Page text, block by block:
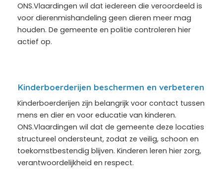
ONS.Vlaardingen wil dat iedereen die veroordeeld is
voor dierenmishandeling geen dieren meer mag
houden. De gemeente en politie controleren hier
actief op.
Kinderboerderijen beschermen en verbeteren
Kinderboerderijen zijn belangrijk voor contact tussen
mens en dier en voor educatie van kinderen.
ONS.Vlaardingen wil dat de gemeente deze locaties
structureel ondersteunt, zodat ze veilig, schoon en
toekomstbestendig blijven. Kinderen leren hier zorg,
verantwoordelijkheid en respect.